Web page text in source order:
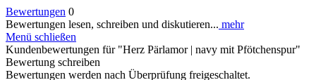
Bewertungen 0
Bewertungen lesen, schreiben und diskutieren... mehr
Menü schließen
Kundenbewertungen für "Herz Pärlamor | navy mit Pfötchenspur"
Bewertung schreiben
Bewertungen werden nach Überprüfung freigeschaltet.